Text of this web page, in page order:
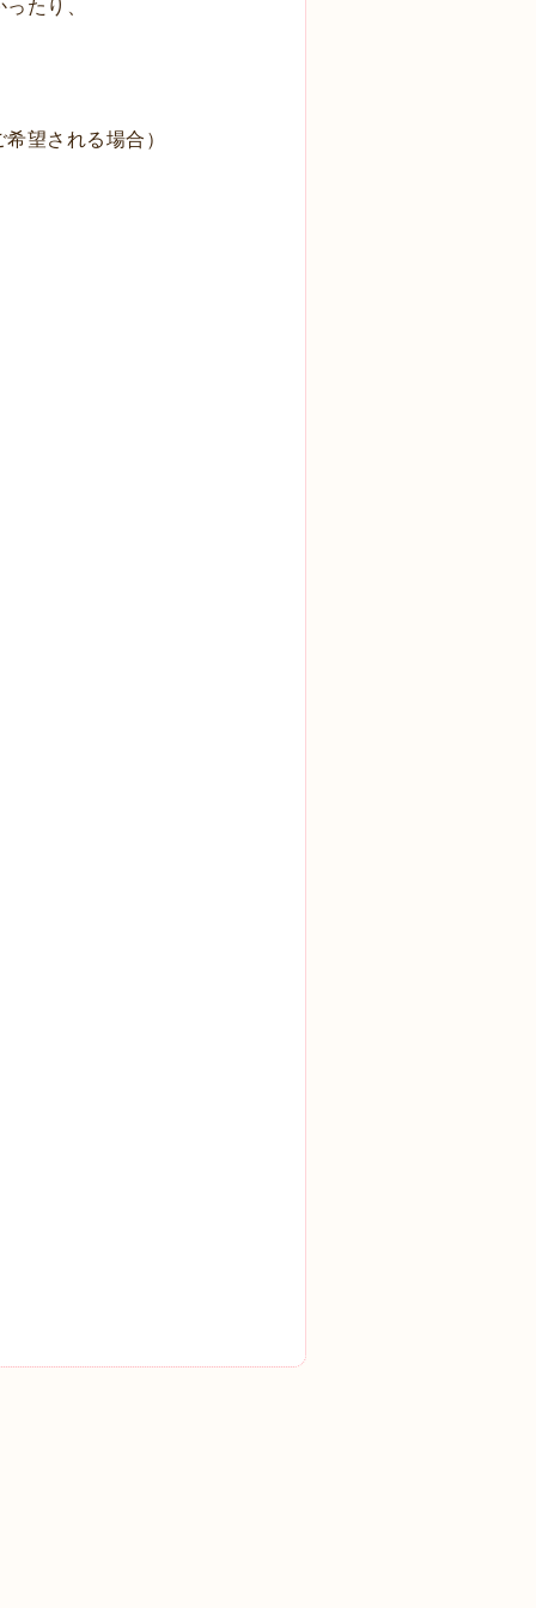
たり、
望される場合）